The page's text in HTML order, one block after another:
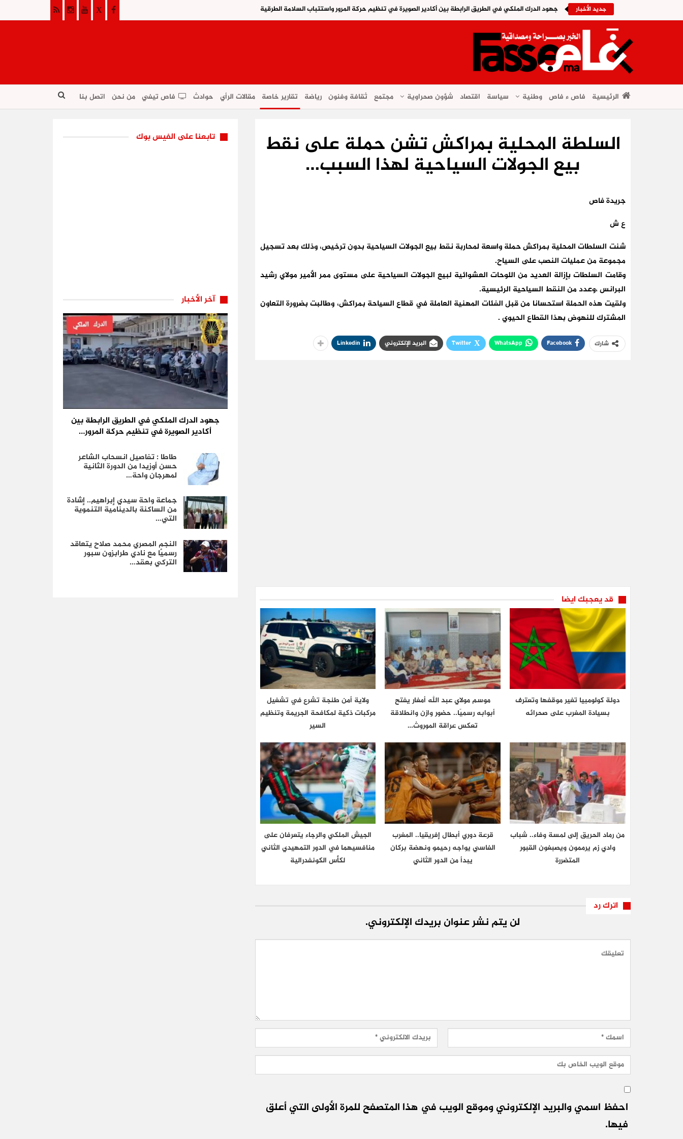
جديد الأخبار جهود الدرك الملكي في الطريق الرابطة بين أكادير الصويرة في تنظيم حركة المرور واستتباب السلامة الطرقية
الرئيسية فاص ء فاص وطنية سياسة اقتصاد شؤون صحراوية مجتمع ثقافة وفنون رياضة تقارير خاصة مقالات الرأي حوادث فاص تيفي من نحن اتصل بنا
السلطة المحلية بمراكش تشن حملة على نقط
بيع الجولات السياحية لهذا السبب…
جريدة فاص
ع ش
شنت السلطات المحلية بمراكش حملة واسعة لمحاربة نقط بيع الجولات السياحية بدون ترخيص، وذلك بعد تسجيل
مجموعة من عمليات النصب على السياح.
وقامت السلطات بإزالة العديد من اللوحات العشوائية لبيع الجولات السياحية على مستوى ممر الأمير مولاي رشيد
البرانس ،وعدد من النقط السياحية الرئيسية.
ولقيت هذه الحملة استحسانا من قبل الفئات المهنية العاملة في قطاع السياحة بمراكش، وطالبت بضرورة التعاون
المشترك للنهوض بهذا القطاع الحيوي .
شارك Facebook
WhatsApp
Twitter البريد الإلكتروني Linkedin
قد يعجبك ايضا
دولة كولومبيا تغير موقفها وتعترف
بسيادة المغرب على صحرائه
موسم مولاي عبد الله أمغار يفتح
أبوابه رسميًا.. حضور وازن وانطلاقة
تعكس عراقة الموروث…
ولاية أمن طنجة تشرع في تشغيل
مركبات ذكية لمكافحة الجريمة وتنظيم
السير
من رماد الحريق إلى لمسة وفاء.. شباب
وادي زم يرممون ويصبغون القبور
المتضررة
قرعة دوري أبطال إفريقيا.. المغرب
الفاسي يواجه رحيمو ونهضة بركان
يبدأ من الدور الثاني
الجيش الملكي والرجاء يتعرفان على
منافسيهما في الدور التمهيدي الثاني
لكأس الكونفدرالية
اترك رد
لن يتم نشر عنوان بريدك الإلكتروني.
احفظ اسمي والبريد الإلكتروني وموقع الويب في هذا المتصفح للمرة الأولى التي أعلق
فيها.
تابعنا على الفيس بوك
آخر الأخبار
جهود الدرك الملكي في الطريق الرابطة بين
أكادير الصويرة في تنظيم حركة المرور…
طاطا : تفاصيل انسحاب الشاعر
حسن أوزيدا من الدورة الثانية
لمهرجان واحة…
جماعة واحة سيدي إبراهيم.. إشادة
من الساكنة بالدينامية التنموية
التي…
النجم المصري محمد صلاح يتعاقد
رسميًا مع نادي طرابزون سبور
التركي بعقد…